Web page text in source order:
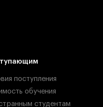
поступления
обучения
студентам